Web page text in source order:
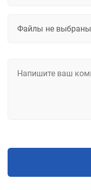
Файлы не выбраны